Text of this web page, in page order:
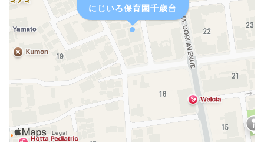
にじいろ保育園千歳台